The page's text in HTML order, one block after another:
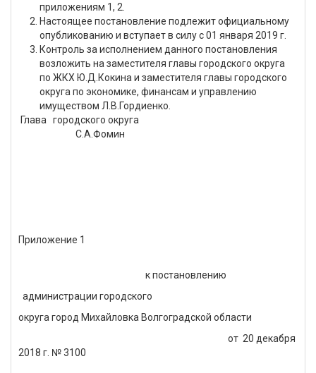
приложениям 1, 2.
Настоящее постановление подлежит официальному
опубликованию и вступает в силу с 01 января 2019 г.
Контроль за исполнением данного постановления
возложить на заместителя главы городского округа
по ЖКХ Ю.Д.Кокина и заместителя главы городского
округа по экономике, финансам и управлению
имуществом Л.В.Гордиенко.
Глава городского округа
С.А.Фомин
Приложение 1
к постановлению
администрации городского
округа город Михайловка Волгоградской области
от 20 декабря
2018 г. № 3100